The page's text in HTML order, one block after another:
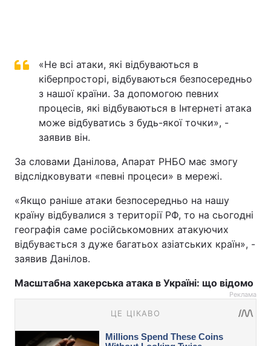
«Не всі атаки, які відбуваються в
кіберпросторі, відбуваються безпосередньо
з нашої країни. За допомогою певних
процесів, які відбуваються в Інтернеті атака
може відбуватись з будь-якої точки», -
заявив він.
За словами Данілова, Апарат РНБО має змогу
відслідковувати «певні процеси» в мережі.
«Якщо раніше атаки безпосередньо на нашу
країну відбувалися з території РФ, то на сьогодні
географія саме російськомовних атакуючих
відбувається з дуже багатьох азіатських країн», -
заявив Данілов.
Масштабна хакерська атака в Україні: що відомо
Реклама